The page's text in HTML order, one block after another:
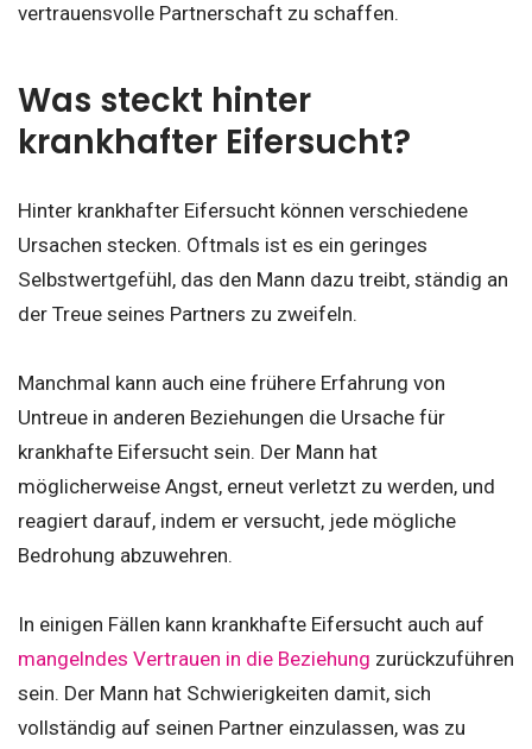
vertrauensvolle Partnerschaft zu schaffen.
Was steckt hinter
krankhafter Eifersucht?
Hinter krankhafter Eifersucht können verschiedene
Ursachen stecken. Oftmals ist es ein geringes
Selbstwertgefühl, das den Mann dazu treibt, ständig an
der Treue seines Partners zu zweifeln.
Manchmal kann auch eine frühere Erfahrung von
Untreue in anderen Beziehungen die Ursache für
krankhafte Eifersucht sein. Der Mann hat
möglicherweise Angst, erneut verletzt zu werden, und
reagiert darauf, indem er versucht, jede mögliche
Bedrohung abzuwehren.
In einigen Fällen kann krankhafte Eifersucht auch auf
mangelndes Vertrauen in die Beziehung zurückzuführen
sein. Der Mann hat Schwierigkeiten damit, sich
vollständig auf seinen Partner einzulassen, was zu